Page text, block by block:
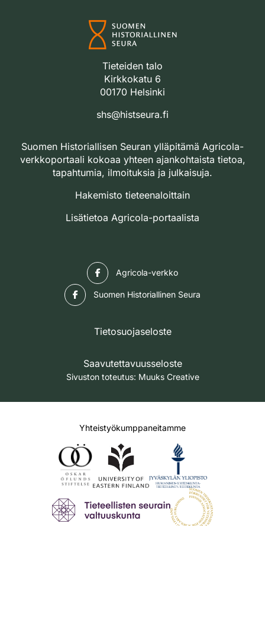
Tieteiden talo
Kirkkokatu 6
00170 Helsinki
shs@histseura.fi
Suomen Historiallisen Seuran ylläpitämä Agricola-
verkkoportaali kokoaa yhteen ajankohtaista tietoa,
tapahtumia, ilmoituksia ja julkaisuja.
Hakemisto tieteenaloittain
Lisätietoa Agricola-portaalista
Agricola-verkko
Suomen Historiallinen Seura
Tietosuojaseloste
Saavutettavuusseloste
Sivuston toteutus: Muuks Creative
Yhteistyökumppaneitamme